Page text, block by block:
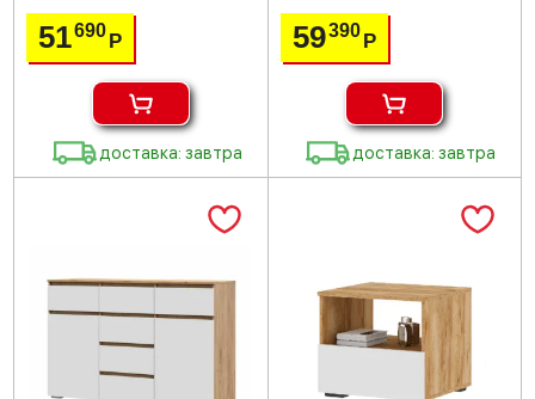
51690Р
доставка: завтра
59390 Р
доставка: завтра